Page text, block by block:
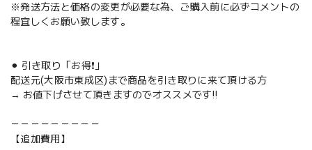
※発送方法と価格の変更が必要な為、ご購入前に必ずコメントの
程宜しくお願い致します。
⚫︎ 引き取り「お得❗️」
配送元(大阪市東成区)まで商品を引き取りに来て頂ける方
→ お値下げさせて頂きますのでオススメです‼️
－－－－－－－－－
【追加費用】